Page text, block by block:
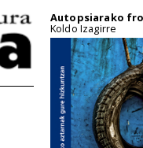
Autopsiarako
Koldo Izagirre